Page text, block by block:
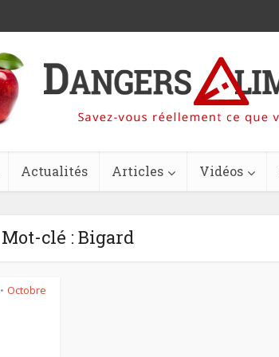
Actualités Articles Vidéos
Mot-clé : Bigard
• Octobre